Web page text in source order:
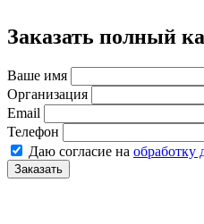
Заказать полный
Ваше имя
Организация
Email
Телефон
Даю согласие на обработку
Заказать